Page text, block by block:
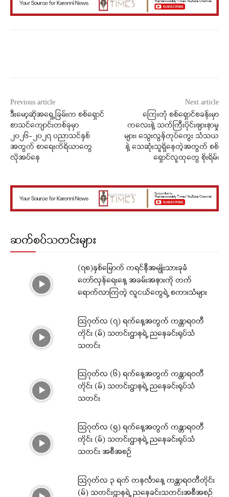
Previous article
ဒီးမော့ဆိုအရှေ့ခြမ်းက စစ်ရှောင်
စာသင်ကျောင်းတစ်ခုမှာ
၂၀၂၆-၂၀၂၇ ပညာသင်နှစ်
အတွက် စာရေးကိရိယာတွေ
လိုအပ်နေ
Next article
ကြေးတုံ စစ်ရှောင်စခန်းမှာ
ကလေးနဲ့ သက်ကြီးပိုင်းဖျားနာမှု
များ၊ သွေးလွန်တုပ်ကွေး သံသယ
နဲ့ သေဆုံးသူရှိနေတဲ့အတွက် စစ်
ရှောင်လူထုတွေ စိုးရိမ်၊
ဆက်စပ်သတင်းများ
(၇၈)နှစ်မြောက် ကရင်နီအမျိုးသားခုခံ
တော်လှန်ရေးနေ့ အခမ်းအနားကို တက်
ရောက်လာကြတဲ့ လူငယ်တွေရဲ့ စကားသံများ
ဩဂုတ်လ (၇) ရက်နေ့အတွက် ကန္တာရဝတီ
တိုင်း (မ်) သတင်းဌာနရဲ့ ညနေခင်းရုပ်သံ
သတင်း
ဩဂုတ်လ (၆) ရက်နေ့အတွက် ကန္တာရဝတီ
တိုင်း (မ်) သတင်းဌာနရဲ့ ညနေခင်းရုပ်သံ
သတင်း
ဩဂုတ်လ (၅) ရက်နေ့အတွက် ကန္တာရဝတီ
တိုင်း (မ်) သတင်းဌာနရဲ့ ညနေခင်းရုပ်သံ
သတင်း အစီအစဉ်
ဩဂုတ်လ ၃ ရက် တနင်္လာနေ့ ကန္တာရဝတီတိုင်း
(မ်) သတင်းဌာနရဲ့ ညနေခင်းသတင်းအစီအစဉ်